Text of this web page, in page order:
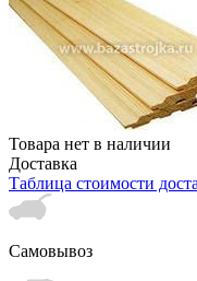
Товара нет в наличии
Доставка
Таблица стоимости
Самовывоз